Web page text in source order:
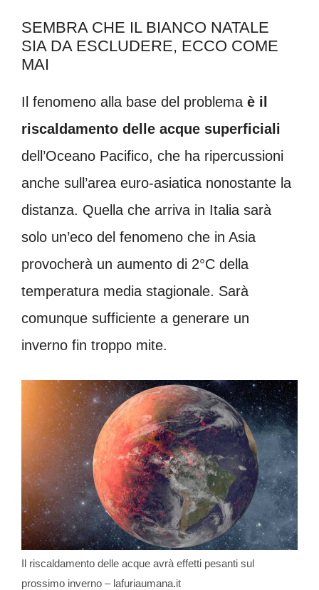
SEMBRA CHE IL BIANCO NATALE
SIA DA ESCLUDERE, ECCO COME
MAI
Il fenomeno alla base del problema è il
riscaldamento delle acque superficiali
dell’Oceano Pacifico, che ha ripercussioni
anche sull’area euro-asiatica nonostante la
distanza. Quella che arriva in Italia sarà
solo un’eco del fenomeno che in Asia
provocherà un aumento di 2°C della
temperatura media stagionale. Sarà
comunque sufficiente a generare un
inverno fin troppo mite.
Il riscaldamento delle acque avrà effetti pesanti sul
prossimo inverno – lafuriaumana.it